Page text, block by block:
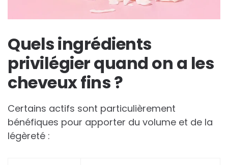
Quels ingrédients
privilégier quand on a les
cheveux fins ?
Certains actifs sont particulièrement
bénéfiques pour apporter du volume et de la
légèreté :